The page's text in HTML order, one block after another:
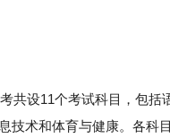
共设11个考试科目，包括
术和体育与健康。各科